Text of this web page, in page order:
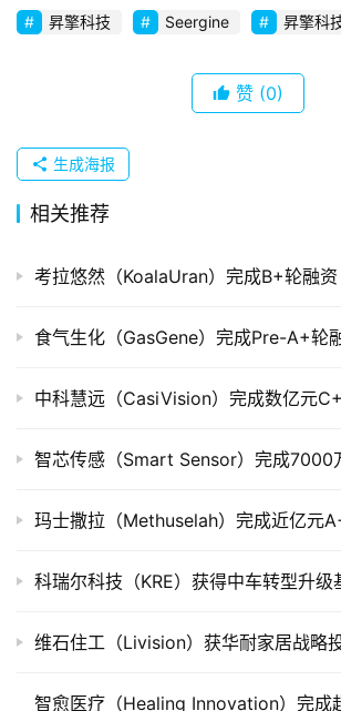
业
布
并
重
司
投
据
创
学
投稿
昇擎科技 Seergine 昇擎科
赞 (0)
生成海报
相关推荐
考拉悠然（KoalaUran）完成B+轮融资
食气生化（GasGene）完成Pre-A+轮
中科慧远（CasiVision）完成数亿元
智芯传感（Smart Sensor）完成7000
玛士撒拉（Methuselah）完成近亿元
科瑞尔科技（KRE）获得中车转型升级
维石住工（Livision）获华耐家居战略
智愈医疗（Healing Innovation）完成